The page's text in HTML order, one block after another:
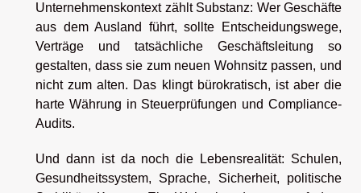
Unternehmenskontext zählt Substanz: Wer Geschäfte
aus dem Ausland führt, sollte Entscheidungswege,
Verträge und tatsächliche Geschäftsleitung so
gestalten, dass sie zum neuen Wohnsitz passen, und
nicht zum alten. Das klingt bürokratisch, ist aber die
harte Währung in Steuerprüfungen und Compliance-
Audits.
Und dann ist da noch die Lebensrealität: Schulen,
Gesundheitssystem, Sprache, Sicherheit, politische